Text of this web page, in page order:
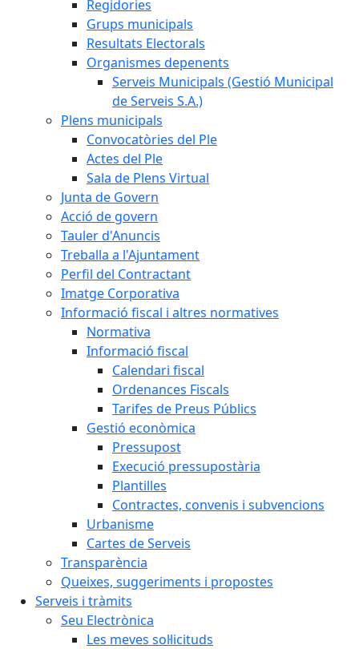
Regidories
Grups municipals
Resultats Electorals
Organismes depenents
Serveis Municipals (Gestió Municipal
de Serveis S.A.)
Plens municipals
Convocatòries del Ple
Actes del Ple
Sala de Plens Virtual
Junta de Govern
Acció de govern
Tauler d'Anuncis
Treballa a l'Ajuntament
Perfil del Contractant
Imatge Corporativa
Informació fiscal i altres normatives
Normativa
Informació fiscal
Calendari fiscal
Ordenances Fiscals
Tarifes de Preus Públics
Gestió econòmica
Pressupost
Execució pressupostària
Plantilles
Contractes, convenis i subvencions
Urbanisme
Cartes de Serveis
Transparència
Queixes, suggeriments i propostes
Serveis i tràmits
Seu Electrònica
Les meves sol·licituds